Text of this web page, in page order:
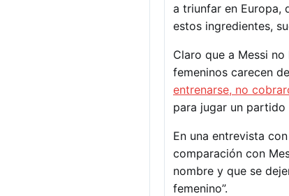
a triunfar en Europa,
estos ingredientes,
Claro que a Messi
femeninos carecen
entrenarse, no
para jugar un
En una entrevista con
comparación con
nombre y que se
femenino”.